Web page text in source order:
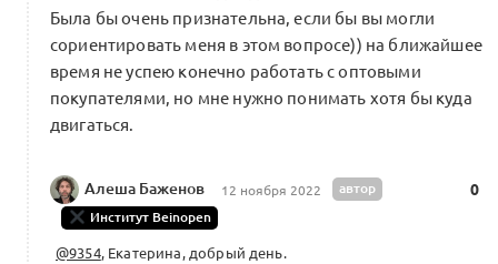
Была бы очень признательна, если бы вы могли
сориентировать меня в этом вопросе)) на ближайшее
время не успею конечно работать с оптовыми
покупателями, но мне нужно понимать хотя бы куда
двигаться.
Алеша Баженов 12 ноября 2022
автор
Институт Beinopen
0
@9354, Екатерина, добрый день.